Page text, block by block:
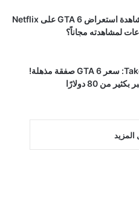
هل ستدفع لمشاهدة استعراض GTA 6 على Netflix
رئيس Take-Two: سعر GTA 6 صفقة مذهلة!
من 80 دولارًا
المزيد